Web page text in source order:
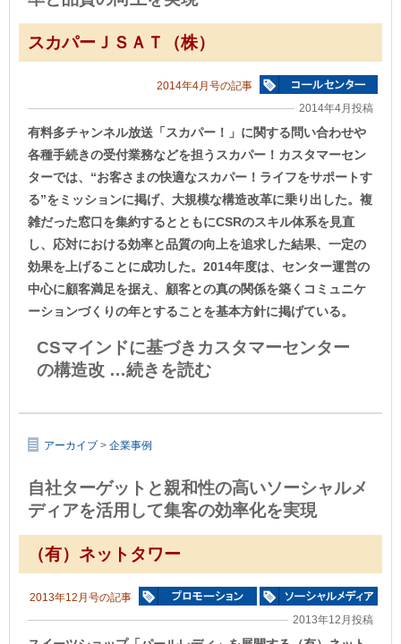
スカパーＪＳＡＴ（株）
2014年4月号の記事
2014年4月投稿
有料多チャンネル放送「スカパー！」に関する問い合わせや
各種手続きの受付業務などを担うスカパー！カスタマーセン
ターでは、“お客さまの快適なスカパー！ライフをサポートす
る”をミッションに掲げ、大規模な構造改革に乗り出した。複
雑だった窓口を集約するとともにCSRのスキル体系を見直
し、応対における効率と品質の向上を追求した結果、一定の
効果を上げることに成功した。2014年度は、センター運営の
中心に顧客満足を据え、顧客との真の関係を築くコミュニケ
ーションづくりの年とすることを基本方針に掲げている。
CSマインドに基づきカスタマーセンター
の構造改 …続きを読む
アーカイブ > 企業事例
自社ターゲットと親和性の高いソーシャルメ
ディアを活用して集客の効率化を実現
（有）ネットタワー
2013年12月号の記事
2013年12月投稿